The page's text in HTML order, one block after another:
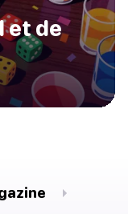
et de